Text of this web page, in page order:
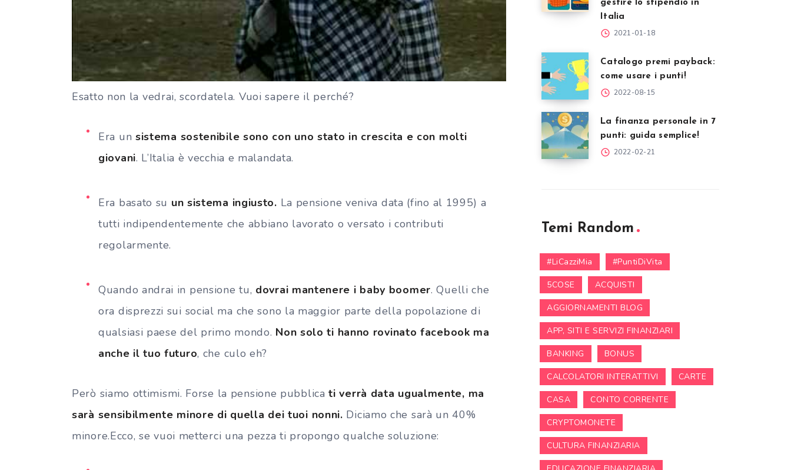
Esatto non la vedrai, scordatela. Vuoi sapere il perché?
Era un sistema sostenibile sono con uno stato in crescita e con molti
giovani. L’Italia è vecchia e malandata.
Era basato su un sistema ingiusto. La pensione veniva data (fino al 1995) a
tutti indipendentemente che abbiano lavorato o versato i contributi
regolarmente.
Quando andrai in pensione tu, dovrai mantenere i baby boomer. Quelli che
ora disprezzi sui social ma che sono la maggior parte della popolazione di
qualsiasi paese del primo mondo. Non solo ti hanno rovinato facebook ma
anche il tuo futuro, che culo eh?
Però siamo ottimismi. Forse la pensione pubblica ti verrà data ugualmente, ma
sarà sensibilmente minore di quella dei tuoi nonni. Diciamo che sarà un 40%
minore.Ecco, se vuoi metterci una pezza ti propongo qualche soluzione:
gestire lo stipendio in
Italia
2021-01-18
Catalogo premi payback:
come usare i punti!
2022-08-15
La finanza personale in 7
punti: guida semplice!
2022-02-21
Temi Random
#LiCazziMia #PuntiDiVita
5COSE ACQUISTI
AGGIORNAMENTI BLOG
APP, SITI E SERVIZI FINANZIARI
BANKING BONUS
CALCOLATORI INTERATTIVI CARTE
CASA CONTO CORRENTE
CRYPTOMONETE
CULTURA FINANZIARIA